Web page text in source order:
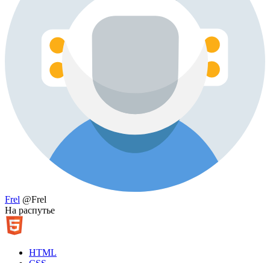
Frel @Frel
На распутье
HTML